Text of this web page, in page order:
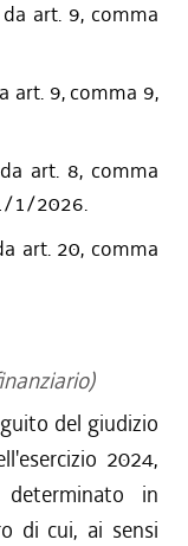
art. 9, comma
art. 9, comma 9,
art. 8, comma
1/2026.
art. 20, comma
del giudizio
2024,
in
di cui, ai sensi